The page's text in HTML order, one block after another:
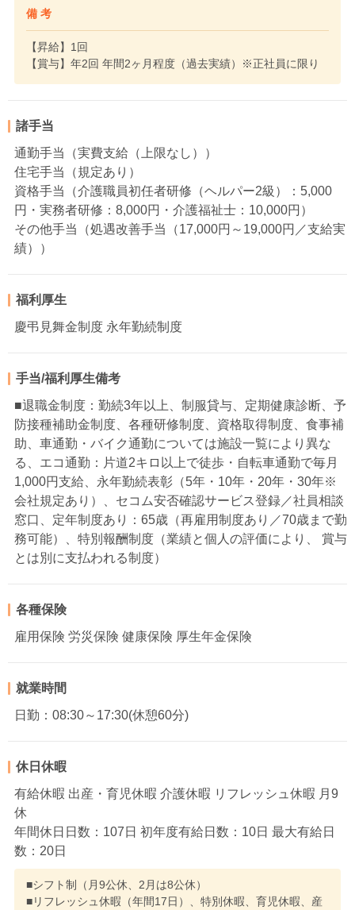
備 考
【昇給】1回
【賞与】年2回 年間2ヶ月程度（過去実績）※正社員に限り
諸手当
通勤手当（実費支給（上限なし））
住宅手当（規定あり）
資格手当（介護職員初任者研修（ヘルパー2級）：5,000
円・実務者研修：8,000円・介護福祉士：10,000円）
その他手当（処遇改善手当（17,000円～19,000円／支給実
績））
福利厚生
慶弔見舞金制度 永年勤続制度
手当/福利厚生備考
■退職金制度：勤続3年以上、制服貸与、定期健康診断、予
防接種補助金制度、各種研修制度、資格取得制度、食事補
助、車通勤・バイク通勤については施設一覧により異な
る、エコ通勤：片道2キロ以上で徒歩・自転車通勤で毎月
1,000円支給、永年勤続表彰（5年・10年・20年・30年※
会社規定あり）、セコム安否確認サービス登録／社員相談
窓口、定年制度あり：65歳（再雇用制度あり／70歳まで勤
務可能）、特別報酬制度（業績と個人の評価により、 賞与
とは別に支払われる制度）
各種保険
雇用保険 労災保険 健康保険 厚生年金保険
就業時間
日勤：08:30～17:30(休憩60分)
休日休暇
有給休暇 出産・育児休暇 介護休暇 リフレッシュ休暇 月9
休
年間休日日数：107日 初年度有給日数：10日 最大有給日
数：20日
■シフト制（月9公休、2月は8公休）
■リフレッシュ休暇（年間17日）、特別休暇、育児休暇、産